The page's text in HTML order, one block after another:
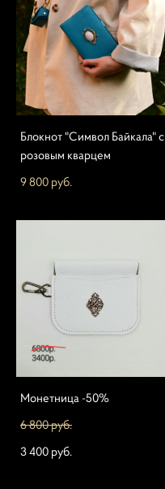
Блокнот "Символ Байкала" с
розовым кварцем
9 800 pуб.
Монетница -50%
6 800 pуб.
3 400 pуб.